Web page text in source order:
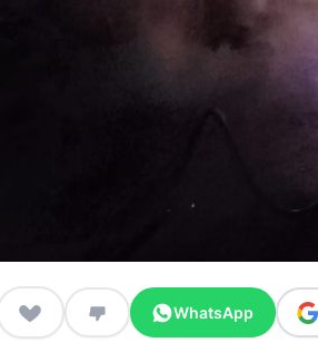
WhatsApp